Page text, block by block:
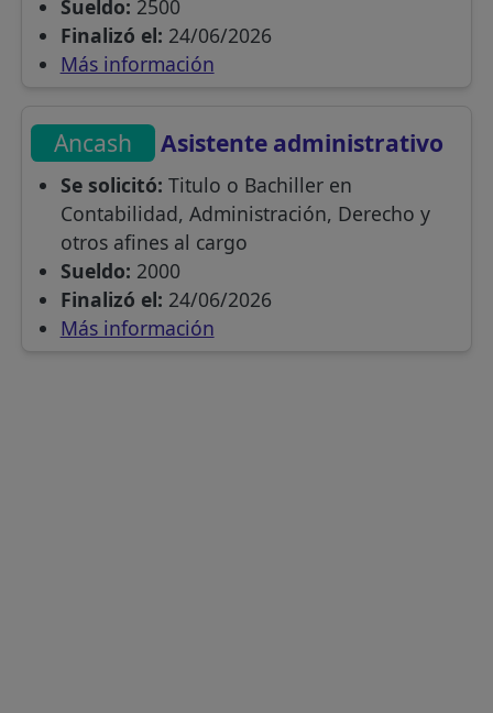
Sueldo: 2500
Finalizó el: 24/06/2026
Más información
Ancash Asistente administrativo
Se solicitó: Titulo o Bachiller en
Contabilidad, Administración, Derecho y
otros afines al cargo
Sueldo: 2000
Finalizó el: 24/06/2026
Más información